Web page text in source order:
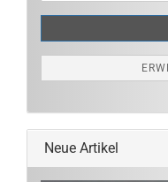
Neue Artikel